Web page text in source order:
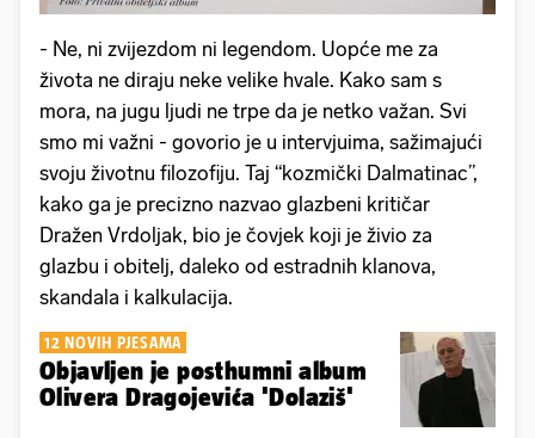
- Ne, ni zvijezdom ni legendom. Uopće me za
života ne diraju neke velike hvale. Kako sam s
mora, na jugu ljudi ne trpe da je netko važan. Svi
smo mi važni - govorio je u intervjuima, sažimajući
svoju životnu filozofiju. Taj “kozmički Dalmatinac”,
kako ga je precizno nazvao glazbeni kritičar
Dražen Vrdoljak, bio je čovjek koji je živio za
glazbu i obitelj, daleko od estradnih klanova,
skandala i kalkulacija.
12 NOVIH PJESAMA
Objavljen je posthumni album
Olivera Dragojevića 'Dolaziš'